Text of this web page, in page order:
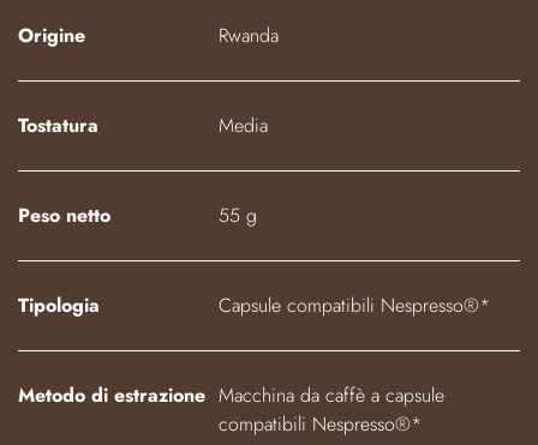
Origine Rwanda
Tostatura Media
Peso netto 55 g
Tipologia Capsule compatibili Nespresso®*
Metodo di estrazione Macchina da caffè a capsule
compatibili Nespresso®*